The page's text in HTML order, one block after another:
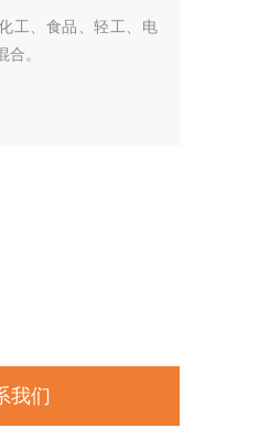
工、食品、轻工、电
。
我们